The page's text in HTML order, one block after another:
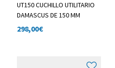
UT150 CUCHILLO UTILITARIO
DAMASCUS DE 150 MM
298,00€